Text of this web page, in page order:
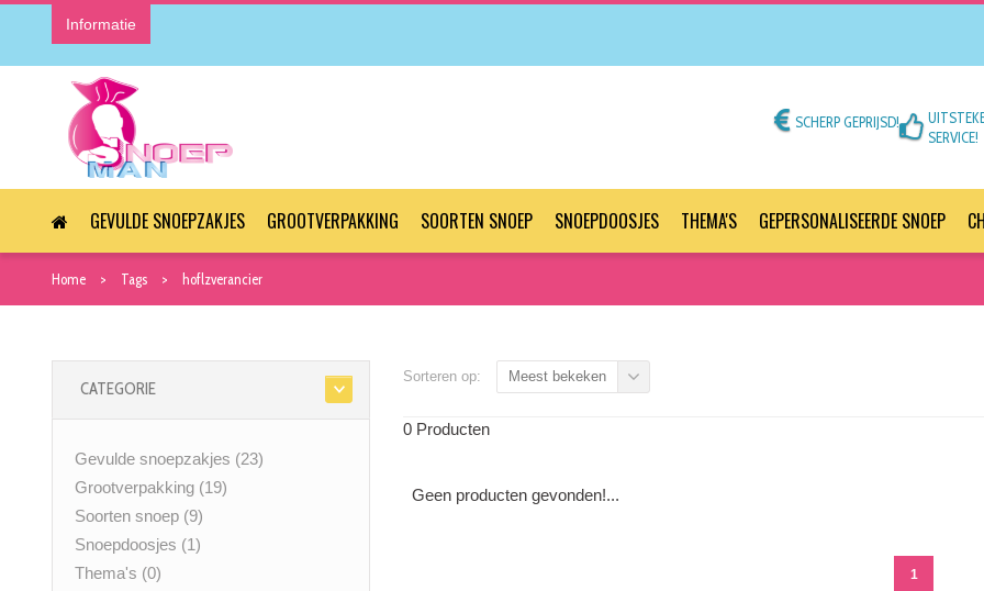
Informatie
SCHERP GEPRIJSD!
SERVICE!
GEVULDE SNOEPZAKJES GROOTVERPAKKING SOORTEN SNOEP SNOEPDOOSJES THEMA'S GEPERSONALISEERDE SNOEP
Home Tags hoflzverancier
CATEGORIE
Gevulde snoepzakjes (23)
Grootverpakking (19)
Soorten snoep (9)
Snoepdoosjes (1)
Thema's (0)
Sorteren op: Meest bekeken
0 Producten
Geen producten gevonden!...
1